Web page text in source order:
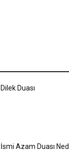
Dilek Duası
İsmi Azam Duası